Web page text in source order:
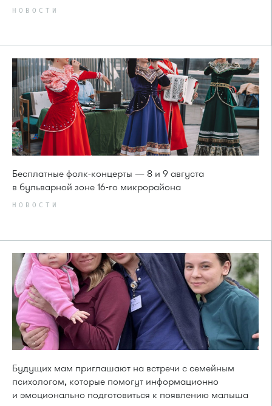
НОВОСТИ
Бесплатные фолк-концерты — 8 и 9 августа
в бульварной зоне 16-го микрорайона
НОВОСТИ
Будущих мам приглашают на встречи с семейным
психологом, которые помогут информационно
и эмоционально подготовиться к появлению малыша